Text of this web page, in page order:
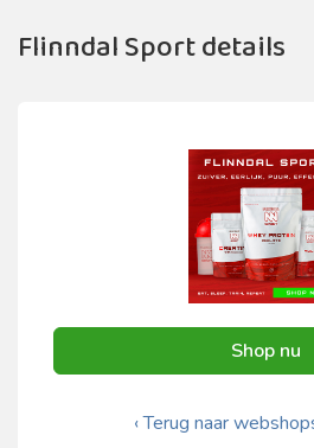
Flinndal Sport details
Shop nu
‹ Terug naar